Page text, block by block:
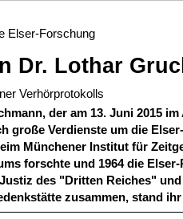
Elser-Forschung
Dr. Lothar
Verhörprotokolls
der am 13. Juni 2015
große Verdienste um die
Münchener Institut für
forschte und 1964 die
des "Dritten Reiches"
zusammen, stand